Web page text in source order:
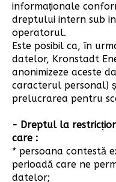
informaționale
dreptului intern sub
operatorul.
Este posibil ca, în
datelor, Kronstadt
anonimizeze aceste
caracterul personal)
prelucrarea pentru
- Dreptul la
care :
* persoana contestă
perioadă care ne
datelor;